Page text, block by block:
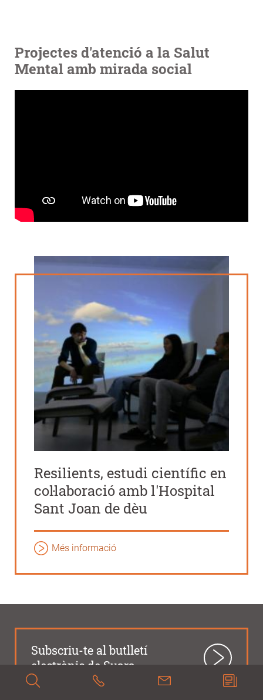
Projectes d'atenció a la Salut
Mental amb mirada social
Resilients, estudi científic en
col·laboració amb l'Hospital
Sant Joan de dèu
Més informació
Subscriu-te al butlletí
electrònic de Suara